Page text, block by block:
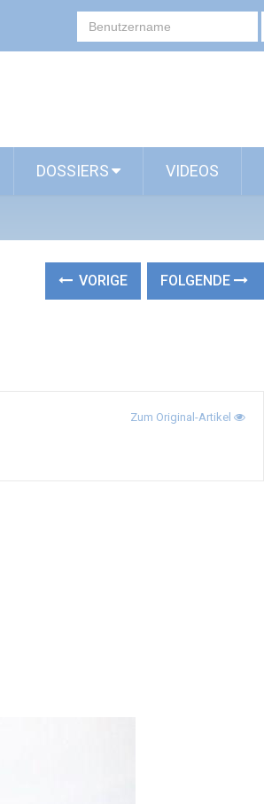
DOSSIERS VIDEOS
VORIGE FOLGENDE
Zum Original-Artikel